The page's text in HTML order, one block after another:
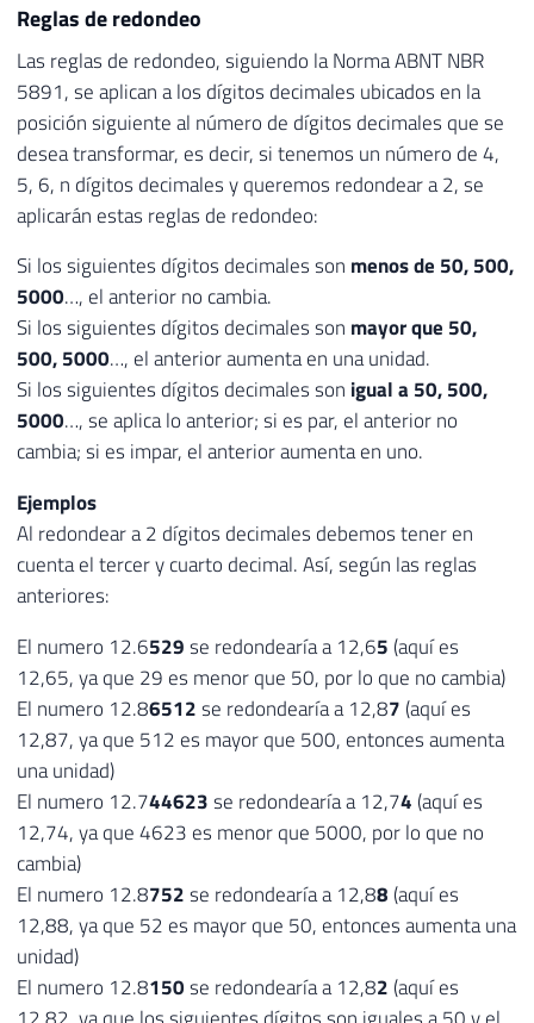
Reglas de redondeo
Las reglas de redondeo, siguiendo la Norma ABNT NBR
5891, se aplican a los dígitos decimales ubicados en la
posición siguiente al número de dígitos decimales que se
desea transformar, es decir, si tenemos un número de 4,
5, 6, n dígitos decimales y queremos redondear a 2, se
aplicarán estas reglas de redondeo:
Si los siguientes dígitos decimales son menos de 50, 500,
5000…, el anterior no cambia.
Si los siguientes dígitos decimales son mayor que 50,
500, 5000…, el anterior aumenta en una unidad.
Si los siguientes dígitos decimales son igual a 50, 500,
5000…, se aplica lo anterior; si es par, el anterior no
cambia; si es impar, el anterior aumenta en uno.
Ejemplos
Al redondear a 2 dígitos decimales debemos tener en
cuenta el tercer y cuarto decimal. Así, según las reglas
anteriores:
El numero 12.6529se redondearía a 12,65 (aquí es
12,65, ya que 29 es menor que 50, por lo que no cambia)
El numero 12.86512se redondearía a 12,87 (aquí es
12,87, ya que 512 es mayor que 500, entonces aumenta
una unidad)
El numero 12.744623se redondearía a 12,74 (aquí es
12,74, ya que 4623 es menor que 5000, por lo que no
cambia)
El numero 12.8752se redondearía a 12,88 (aquí es
12,88, ya que 52 es mayor que 50, entonces aumenta una
unidad)
El numero 12.8150se redondearía a 12,82 (aquí es